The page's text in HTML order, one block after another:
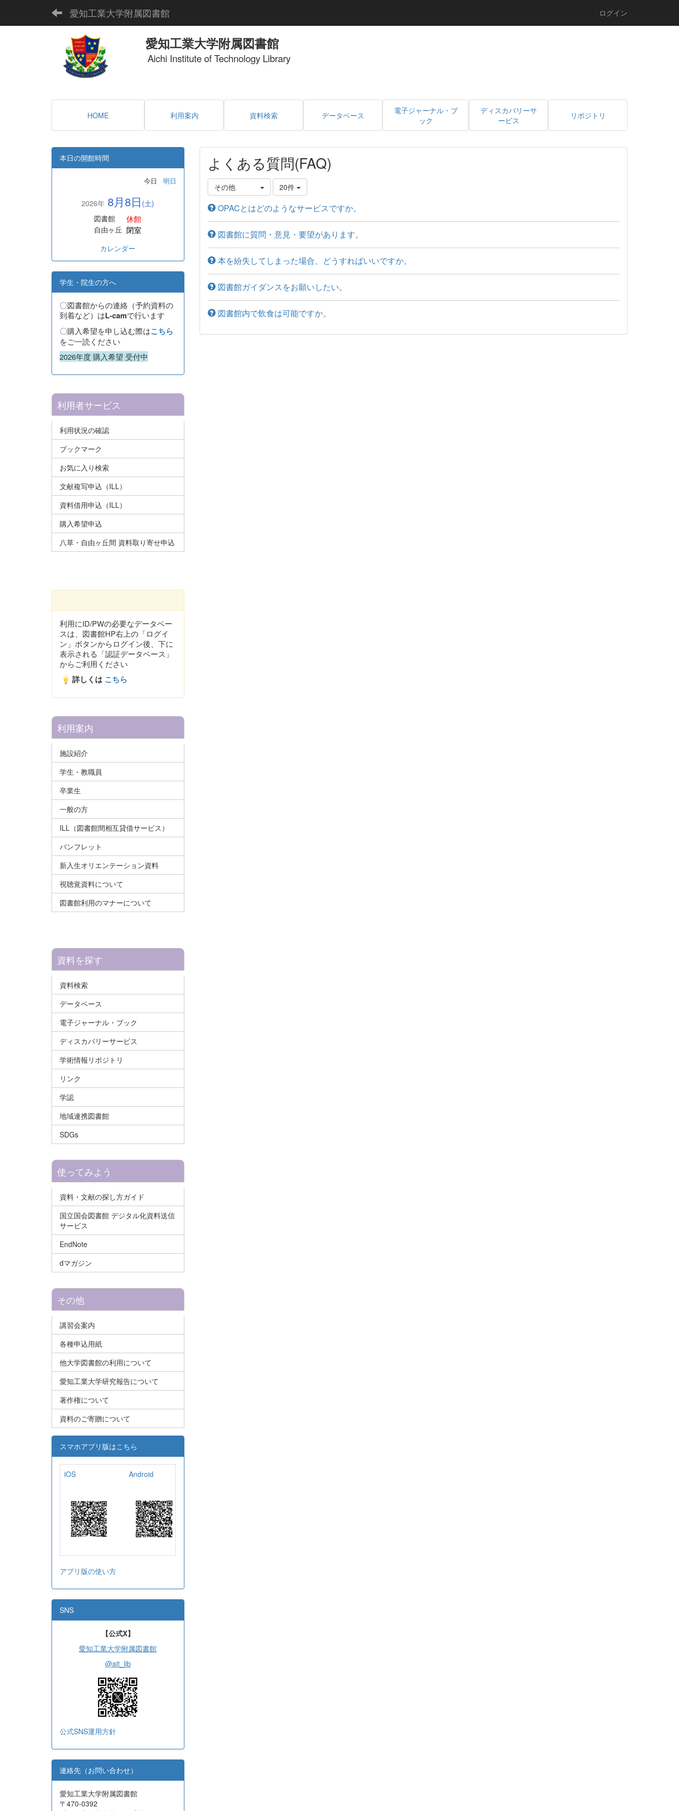
愛知工業大学附属図書館 ログイン
愛知工業大学附属図書館
Aichi Institute of Technology Library
HOME 利用案内 資料検索 データベース
電子ジャーナル・ブ
ック
ディスカバリーサ
ービス
リポジトリ
よくある質問(FAQ)
その他 20件
OPACとはどのようなサービスですか。
図書館に質問・意見・要望があります。
本を紛失してしまった場合、どうすればいいですか。
図書館ガイダンスをお願いしたい。
図書館内で飲食は可能ですか。
本日の開館時間
今日 明日
2026年 8月8日 (土)
図書館
休館
自由ヶ丘 閉室
カレンダー
学生・院生の方へ
〇図書館からの連絡（予約資料の
到着など）はL-camで行います
〇購入希望を申し込む際はこちら
をご一読ください
2026年度 購入希望 受付中
利用者サービス
利用状況の確認
ブックマーク
お気に入り検索
文献複写申込（ILL）
資料借用申込（ILL）
購入希望申込
八草・自由ヶ丘間 資料取り寄せ申込
利用にID/PWの必要なデータベー
スは、図書館HP右上の「ログイ
ン」ボタンからログイン後、下に
表示される「認証データベース」
からご利用ください
詳しくは こちら
利用案内
施設紹介
学生・教職員
卒業生
一般の方
ILL（図書館間相互貸借サービス）
パンフレット
新入生オリエンテーション資料
視聴覚資料について
図書館利用のマナーについて
資料を探す
資料検索
データベース
電子ジャーナル・ブック
ディスカバリーサービス
学術情報リポジトリ
リンク
学認
地域連携図書館
SDGs
使ってみよう
資料・文献の探し方ガイド
国立国会図書館 デジタル化資料送信
サービス
EndNote
dマガジン
その他
講習会案内
各種申込用紙
他大学図書館の利用について
愛知工業大学研究報告について
著作権について
資料のご寄贈について
スマホアプリ版はこちら
iOS Android
アプリ版の使い方
SNS
【公式X】
愛知工業大学附属図書館
@ait_lib
公式SNS運用方針
連絡先（お問い合わせ）
愛知工業大学附属図書館
〒470-0392